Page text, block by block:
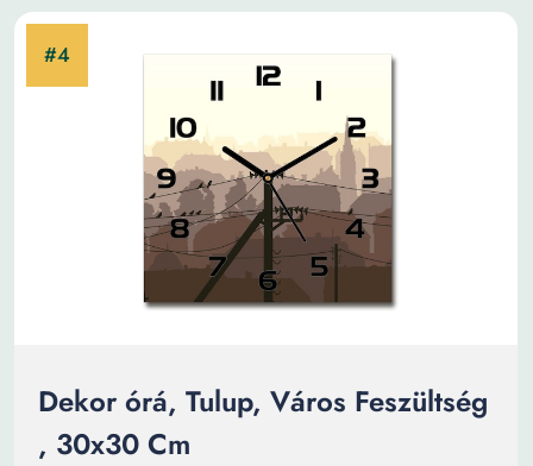
Dekor órá, Tulup, Város Feszültség
, 30x30 Cm